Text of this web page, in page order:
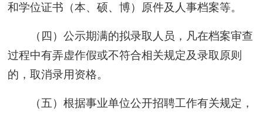
和学位证书（本、硕、博）原件及人事档案等。
（四）公示期满的拟录取人员，凡在档案审查
过程中有弄虚作假或不符合相关规定及录取原则
的，取消录用资格。
（五）根据事业单位公开招聘工作有关规定，